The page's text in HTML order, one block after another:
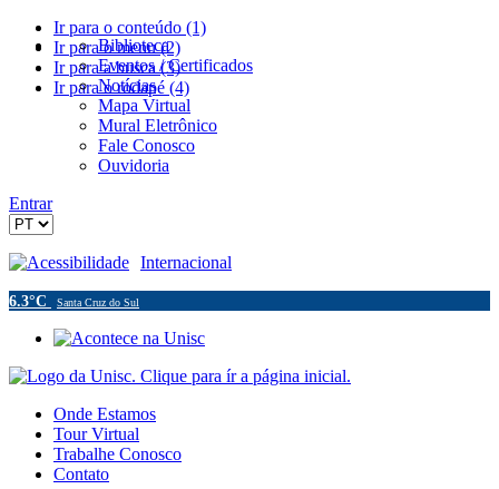
Ir para o conteúdo (1)
Ir para o menu (2)
Ir para a busca (3)
Ir para o rodapé (4)
Biblioteca
Eventos / Certificados
Notícias
Mapa Virtual
Mural Eletrônico
Fale Conosco
Ouvidoria
Entrar
Acessibilidade Internacional
6.3°C Santa Cruz do Sul
Onde Estamos
Tour Virtual
Trabalhe Conosco
Contato